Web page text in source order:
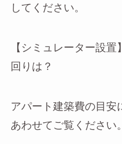
してください。
【シミュレーター設
回りは？
アパート建築費の目安
あわせてご覧ください。